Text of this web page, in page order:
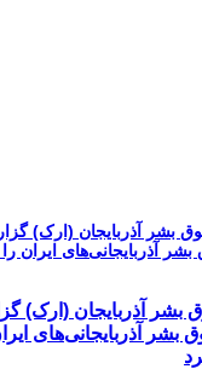
آذربایجان (ارک)
آذربایجانی‌های